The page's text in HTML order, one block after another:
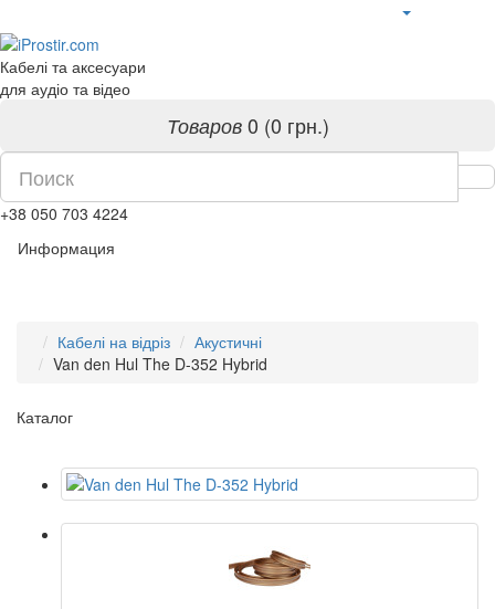
Кабелі та аксесуари
для аудіо та відео
Товаров0 (0 грн.)
+38 050 703 4224
Информация
Кабелі на відріз
Акустичні
Van den Hul The D-352 Hybrid
Каталог